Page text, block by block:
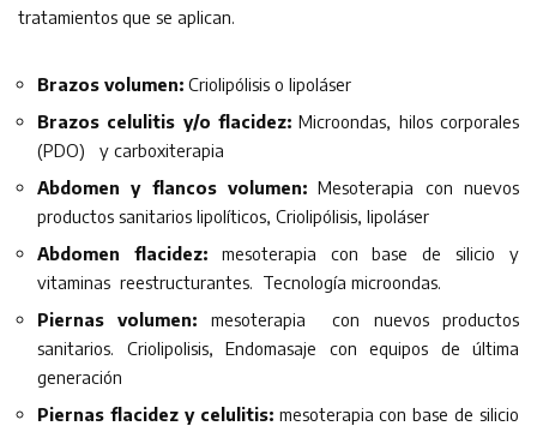
tratamientos que se aplican.
Brazos volumen: Criolipólisis o lipoláser
Brazos celulitis y/o flacidez: Microondas, hilos corporales
(PDO) y carboxiterapia
Abdomen y flancos volumen: Mesoterapia con nuevos
productos sanitarios lipolíticos, Criolipólisis, lipoláser
Abdomen flacidez:mesoterapia con base de silicio y
vitaminas reestructurantes. Tecnología microondas.
Piernas volumen: mesoterapia con nuevos productos
sanitarios. Criolipolisis, Endomasaje con equipos de última
generación
Piernas flacidez y celulitis:mesoterapia con base de silicio